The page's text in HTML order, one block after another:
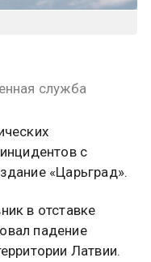
служба
с
«Царьград».
в отставке
падение
Латвии.